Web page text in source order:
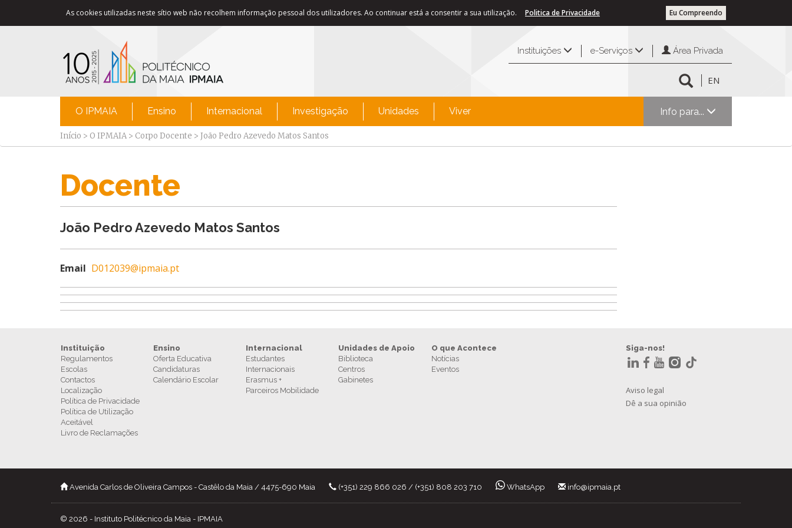
As cookies utilizadas neste sítio web não recolhem informação pessoal dos utilizadores. Ao continuar está a consentir a sua utilização. Eu Compreendo
Politica de Privacidade
Instituições e-Serviços Área Privada
EN
O IPMAIA Ensino Internacional Investigação Unidades Viver Info para...
Início > O IPMAIA > Corpo Docente > João Pedro Azevedo Matos Santos
Docente
João Pedro Azevedo Matos Santos
Email D012039@ipmaia.pt
Instituição
Regulamentos
Escolas
Contactos
Localização
Política de Privacidade
Política de Utilização
Aceitável
Livro de Reclamações
Ensino
Oferta Educativa
Candidaturas
Calendário Escolar
Internacional
Estudantes
Internacionais
Erasmus +
Parceiros Mobilidade
Unidades de Apoio
Biblioteca
Centros
Gabinetes
O que Acontece
Notícias
Eventos
Siga-nos!
Aviso legal
Dê a sua opinião
Avenida Carlos de Oliveira Campos - Castêlo da Maia / 4475-690 Maia (+351) 229 866 026 / (+351) 808 203 710 WhatsApp info@ipmaia.pt
© 2026 - Instituto Politécnico da Maia - IPMAIA